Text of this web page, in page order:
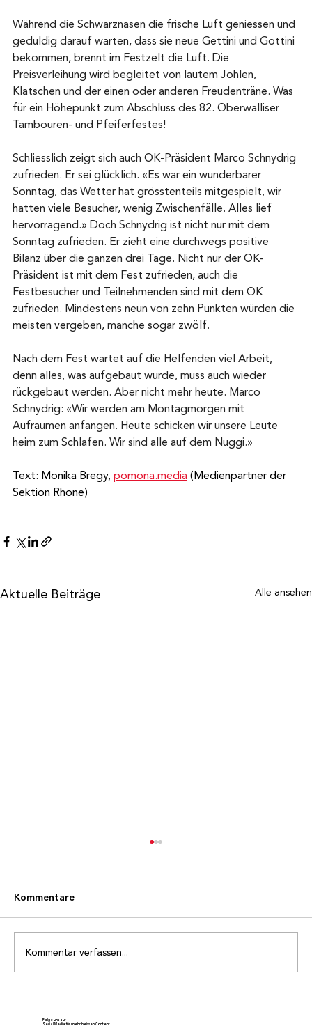
Während die Schwarznasen die frische Luft geniessen und
geduldig darauf warten, dass sie neue Gettini und Gottini
bekommen, brennt im Festzelt die Luft. Die
Preisverleihung wird begleitet von lautem Johlen,
Klatschen und der einen oder anderen Freudenträne. Was
für ein Höhepunkt zum Abschluss des 82. Oberwalliser
Tambouren- und Pfeiferfestes!
Schliesslich zeigt sich auch OK-Präsident Marco Schnydrig
zufrieden. Er sei glücklich. «Es war ein wunderbarer
Sonntag, das Wetter hat grösstenteils mitgespielt, wir
hatten viele Besucher, wenig Zwischenfälle. Alles lief
hervorragend.» Doch Schnydrig ist nicht nur mit dem
Sonntag zufrieden. Er zieht eine durchwegs positive
Bilanz über die ganzen drei Tage. Nicht nur der OK-
Präsident ist mit dem Fest zufrieden, auch die
Festbesucher und Teilnehmenden sind mit dem OK
zufrieden. Mindestens neun von zehn Punkten würden die
meisten vergeben, manche sogar zwölf.
Nach dem Fest wartet auf die Helfenden viel Arbeit,
denn alles, was aufgebaut wurde, muss auch wieder
rückgebaut werden. Aber nicht mehr heute. Marco
Schnydrig: «Wir werden am Montagmorgen mit
Aufräumen anfangen. Heute schicken wir unsere Leute
heim zum Schlafen. Wir sind alle auf dem Nuggi.»
Text: Monika Bregy, pomona.media (Medienpartner der
Sektion Rhone)
Aktuelle Beiträge Alle ansehen
Die ersten Bilder vom Sonntag
Kommentare
Kommentar verfassen...
Folge uns auf
Social Media für mehr heissen Content.